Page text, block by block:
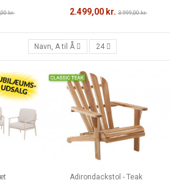
kr. 2.499,00 kr. 3.999,00 kr.
Navn, A til Å 24
Adirondackstol - Teak